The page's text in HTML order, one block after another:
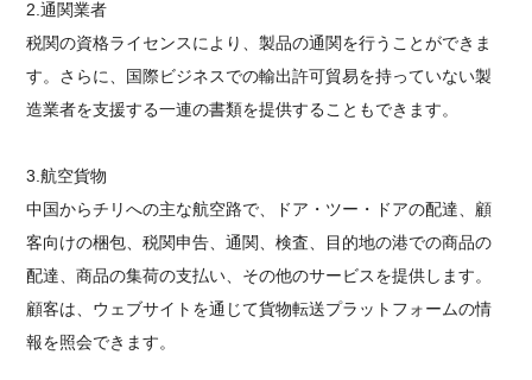
2.通関業者
税関の資格ライセンスにより、製品の通関を行うことができま
す。さらに、国際ビジネスでの輸出許可貿易を持っていない製
造業者を支援する一連の書類を提供することもできます。
3.航空貨物
中国からチリへの主な航空路で、ドア・ツー・ドアの配達、顧
客向けの梱包、税関申告、通関、検査、目的地の港での商品の
配達、商品の集荷の支払い、その他のサービスを提供します。
顧客は、ウェブサイトを通じて貨物転送プラットフォームの情
報を照会できます。